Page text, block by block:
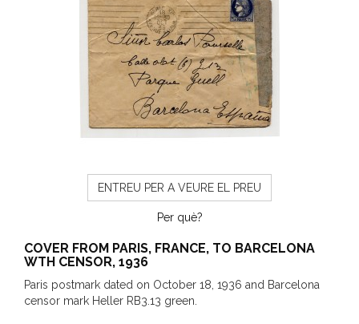
ENTREU PER A VEURE EL PREU
Per què?
COVER FROM PARIS, FRANCE, TO BARCELONA
WTH CENSOR, 1936
Paris postmark dated on October 18, 1936 and Barcelona
censor mark Heller RB3.13 green.